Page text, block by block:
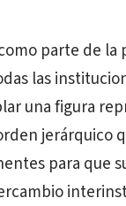
parte de la
las
una figura
jerárquico
para que